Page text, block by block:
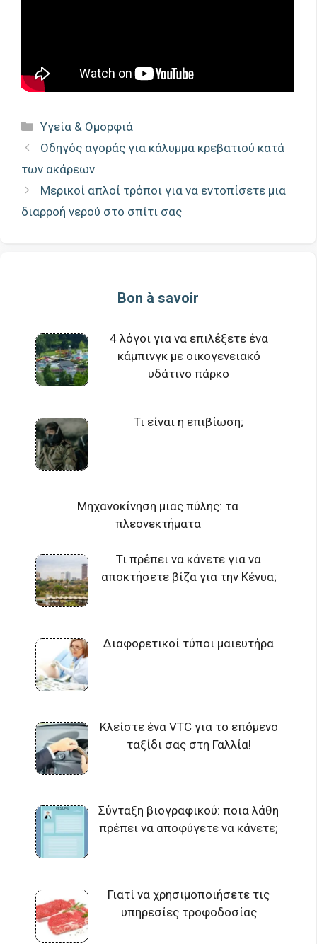
Κατηγορίες
Υγεία & Ομορφιά
Οδηγός αγοράς για κάλυμμα κρεβατιού κατά
των ακάρεων
Μερικοί απλοί τρόποι για να εντοπίσετε μια
διαρροή νερού στο σπίτι σας
Bon à savoir
4 λόγοι για να επιλέξετε ένα
κάμπινγκ με οικογενειακό
υδάτινο πάρκο
Τι είναι η επιβίωση;
Μηχανοκίνηση μιας πύλης: τα
πλεονεκτήματα
Τι πρέπει να κάνετε για να
αποκτήσετε βίζα για την Κένυα;
Διαφορετικοί τύποι μαιευτήρα
Κλείστε ένα VTC για το επόμενο
ταξίδι σας στη Γαλλία!
Σύνταξη βιογραφικού: ποια λάθη
πρέπει να αποφύγετε να κάνετε;
Γιατί να χρησιμοποιήσετε τις
υπηρεσίες τροφοδοσίας